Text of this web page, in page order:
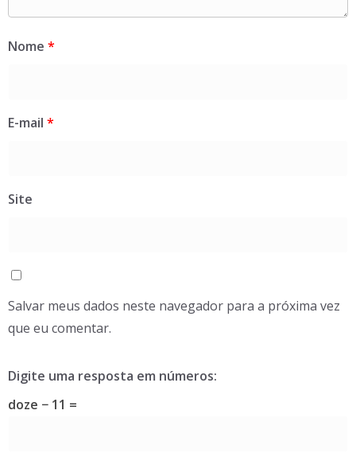
Nome *
E-mail *
Site
Salvar meus dados neste navegador para a próxima vez
que eu comentar.
Digite uma resposta em números:
doze − 11 =